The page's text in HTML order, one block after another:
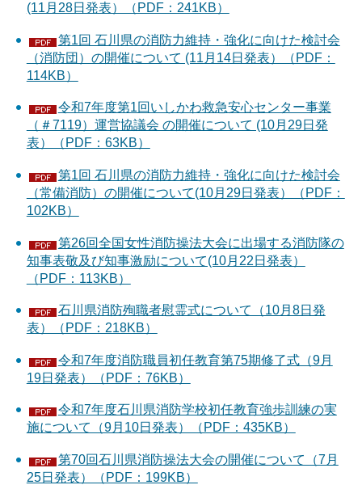
(11月28日発表）（PDF：241KB）
第1回 石川県の消防力維持・強化に向けた検討会
（消防団）の開催について (11月14日発表）（PDF：
114KB）
令和7年度第1回いしかわ救急安心センター事業
（＃7119）運営協議会 の開催について (10月29日発
表）（PDF：63KB）
第1回 石川県の消防力維持・強化に向けた検討会
（常備消防）の開催について(10月29日発表）（PDF：
102KB）
第26回全国女性消防操法大会に出場する消防隊の
知事表敬及び知事激励について(10月22日発表）
（PDF：113KB）
石川県消防殉職者慰霊式について（10月8日発
表）（PDF：218KB）
令和7年度消防職員初任教育第75期修了式（9月
19日発表）（PDF：76KB）
令和7年度石川県消防学校初任教育強歩訓練の実
施について（9月10日発表）（PDF：435KB）
第70回石川県消防操法大会の開催について（7月
25日発表）（PDF：199KB）